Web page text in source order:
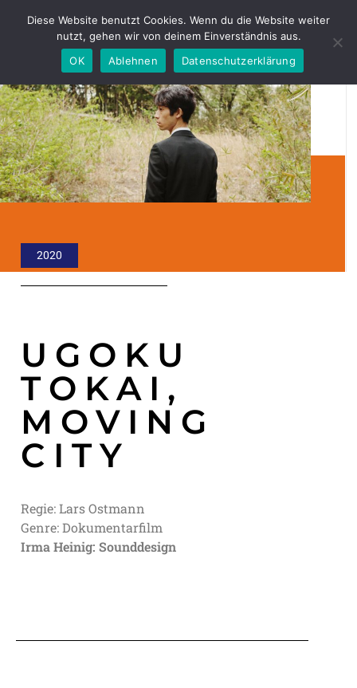
2020
UGOKU
TOKAI,
MOVING
CITY
Regie: Lars Ostmann
Genre: Dokumentarfilm
Irma Heinig: Sounddesign
Diese Website benutzt Cookies. Wenn du die Website weiter
nutzt, gehen wir von deinem Einverständnis aus.
OK
Ablehnen Datenschutzerklärung